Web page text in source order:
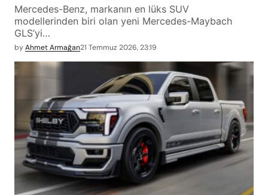
Mercedes-Benz, markanın en lüks SUV
modellerinden biri olan yeni Mercedes-Maybach
GLS’yi…
byAhmet Armağan21 Temmuz 2026, 23:19